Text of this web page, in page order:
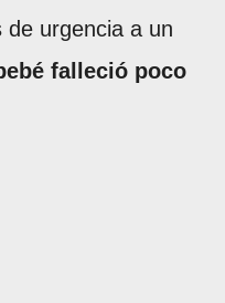
urgencia a un
falleció poco